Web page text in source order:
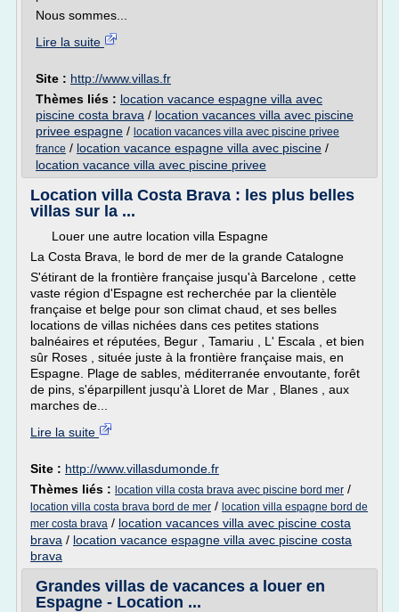
Nous sommes...
Lire la suite
Site : http://www.villas.fr
Thèmes liés : location vacance espagne villa avec
piscine costa brava / location vacances villa avec piscine
privee espagne / location vacances villa avec piscine privee
france / location vacance espagne villa avec piscine /
location vacance villa avec piscine privee
Location villa Costa Brava : les plus belles
villas sur la ...
Louer une autre location villa Espagne
La Costa Brava, le bord de mer de la grande Catalogne
S'étirant de la frontière française jusqu'à Barcelone , cette
vaste région d'Espagne est recherchée par la clientèle
française et belge pour son climat chaud, et ses belles
locations de villas nichées dans ces petites stations
balnéaires et réputées, Begur , Tamariu , L' Escala , et bien
sûr Roses , située juste à la frontière française mais, en
Espagne. Plage de sables, méditerranée envoutante, forêt
de pins, s'éparpillent jusqu'à Lloret de Mar , Blanes , aux
marches de...
Lire la suite
Site : http://www.villasdumonde.fr
Thèmes liés : location villa costa brava avec piscine bord mer /
location villa costa brava bord de mer / location villa espagne bord de
mer costa brava / location vacances villa avec piscine costa
brava / location vacance espagne villa avec piscine costa
brava
Grandes villas de vacances a louer en
Espagne - Location ...